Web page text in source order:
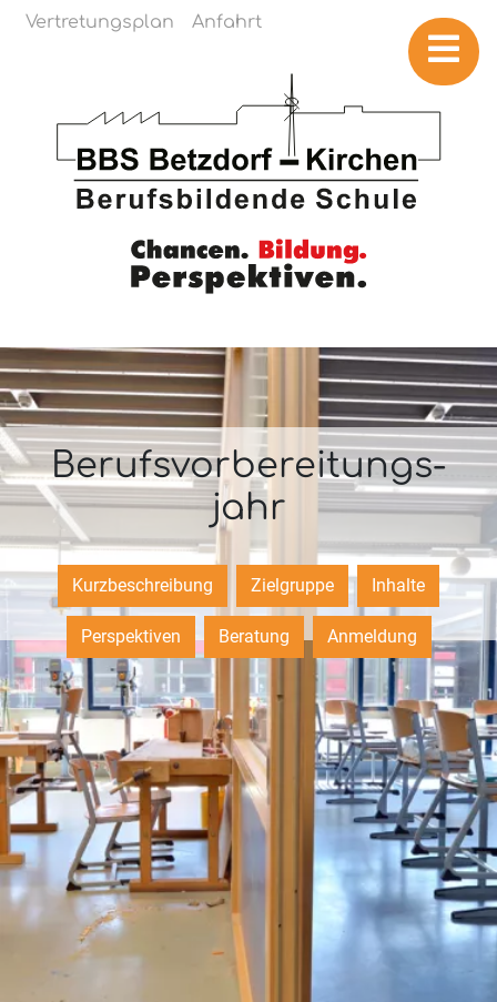
Navigation überspringen
Vertretungsplan Anfahrt
Berufs­vorbereitungs­
jahr
Kurzbeschreibung Zielgruppe Inhalte
Perspektiven Beratung Anmeldung